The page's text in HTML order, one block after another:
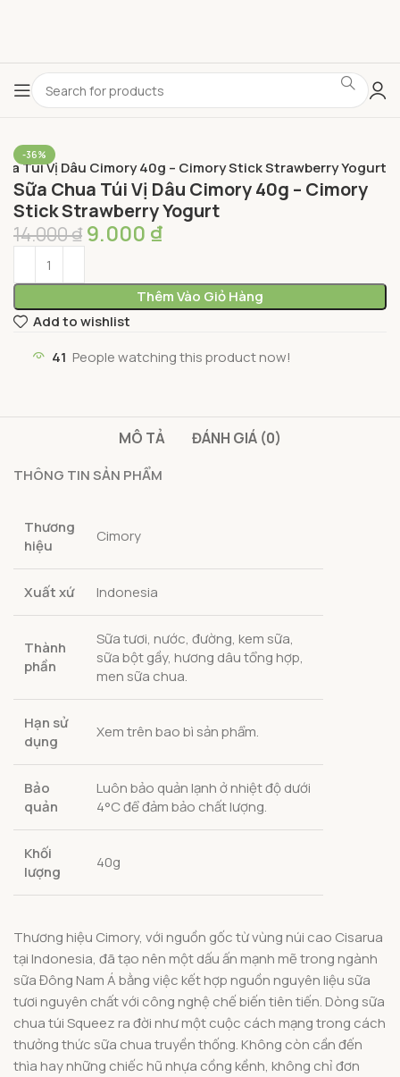
-36%
Túi Vị Dâu Cimory 40g – Cimory Stick Strawberry Yogurt
Sữa Chua Túi Vị Dâu Cimory 40g – Cimory
Stick Strawberry Yogurt
14.000₫ 9.000 ₫
Thêm Vào Giỏ Hàng
Add to wishlist
41 People watching this product now!
MÔ TẢ ĐÁNH GIÁ (0)
THÔNG TIN SẢN PHẨM
Thương
hiệu
Cimory
Xuất xứ Indonesia
Thành
phần
Sữa tươi, nước, đường, kem sữa,
sữa bột gầy, hương dâu tổng hợp,
men sữa chua.
Hạn sử
dụng
Xem trên bao bì sản phẩm.
Bảo
quản
Luôn bảo quản lạnh ở nhiệt độ dưới
4°C để đảm bảo chất lượng.
Khối
lượng
40g
Thương hiệu Cimory, với nguồn gốc từ vùng núi cao Cisarua
tại Indonesia, đã tạo nên một dấu ấn mạnh mẽ trong ngành
sữa Đông Nam Á bằng việc kết hợp nguồn nguyên liệu sữa
tươi nguyên chất với công nghệ chế biến tiên tiến. Dòng sữa
chua túi Squeez ra đời như một cuộc cách mạng trong cách
thưởng thức sữa chua truyền thống. Không còn cần đến
thìa hay những chiếc hũ nhựa cồng kềnh, không chỉ đơn